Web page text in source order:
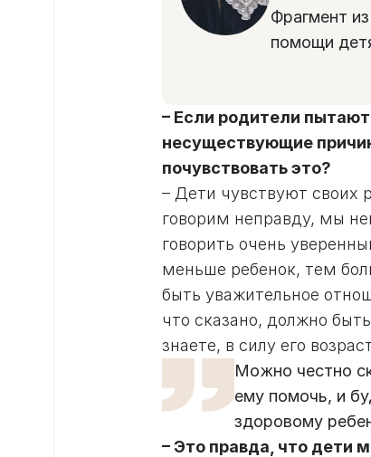
Фрагмент
помощи
– Если родители
несуществующие
почувствовать это?
– Дети чувствуют своих
говорим неправду, мы
говорить очень
меньше ребенок, тем
быть уважительное
что сказано, должно
знаете, в силу его
Можно честно
ему помочь, и
здоровому
– Это правда, что дети